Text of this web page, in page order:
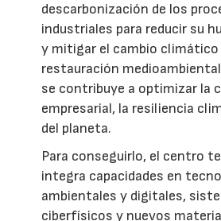
descarbonización de los
industriales para reducir su
y mitigar el cambio climático
restauración
se contribuye a optimizar la
empresarial, la resiliencia
del planeta.
Para conseguirlo, el centro
integra capacidades en
ambientales y digitales,
ciberfísicos y nuevos